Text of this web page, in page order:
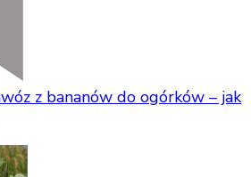
z bananów do ogórków – jak